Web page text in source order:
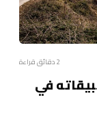
2 دقائق قراءة
في